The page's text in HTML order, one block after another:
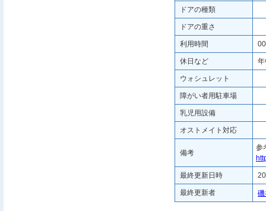
ドアの種類
ドアの重さ
利用時間
休日など
ウォシュレット
障がい者用駐車場
乳児用設備
オストメイト対応
備考
参
最終更新日時
最終更新者